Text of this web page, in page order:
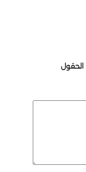
الحقول